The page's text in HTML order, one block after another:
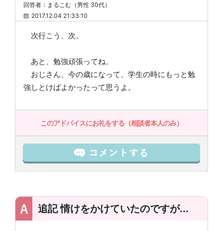
回答者：まるこむ（男性 30代）
2017.12.04 21:33:10
次行こう、次。
あと、勉強頑張ってね。
おじさん、今の歳になって、学生の時にもっと勉
強しとけばよかったって思うよ。
このアドバイスにお礼をする（相談者本人のみ）
追記 情けをかけていたのですが...